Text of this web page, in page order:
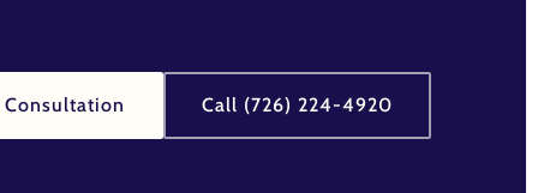
Consultation Call (726) 224-4920